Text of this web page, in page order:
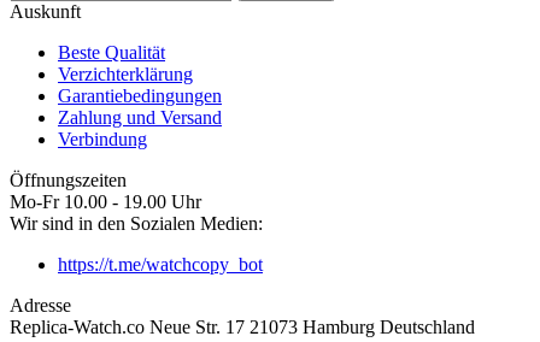
Auskunft
Beste Qualität
Verzichterklärung
Garantiebedingungen
Zahlung und Versand
Verbindung
Öffnungszeiten
Mo-Fr 10.00 - 19.00 Uhr
Wir sind in den Sozialen Medien:
https://t.me/watchcopy_bot
Adresse
Replica-Watch.co Neue Str. 17 21073 Hamburg Deutschland